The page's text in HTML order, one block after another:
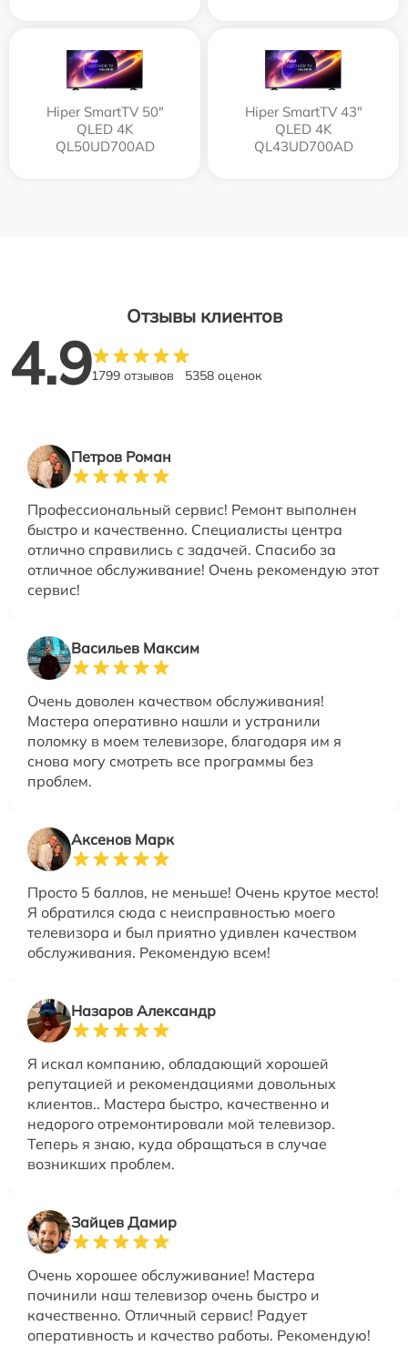
Hiper SmartTV 50"
QLED 4K
QL50UD700AD
Hiper SmartTV 43"
QLED 4K
QL43UD700AD
Отзывы клиентов
4.91799 отзывов 5358 оценок
Петров Роман
Профессиональный сервис! Ремонт выполнен
быстро и качественно. Специалисты центра
отлично справились с задачей. Спасибо за
отличное обслуживание! Очень рекомендую этот
сервис!
Васильев Максим
Очень доволен качеством обслуживания!
Мастера оперативно нашли и устранили
поломку в моем телевизоре, благодаря им я
снова могу смотреть все программы без
проблем.
Аксенов Марк
Просто 5 баллов, не меньше! Очень крутое место!
Я обратился сюда с неисправностью моего
телевизора и был приятно удивлен качеством
обслуживания. Рекомендую всем!
Назаров Александр
Я искал компанию, обладающий хорошей
репутацией и рекомендациями довольных
клиентов.. Мастера быстро, качественно и
недорого отремонтировали мой телевизор.
Теперь я знаю, куда обращаться в случае
возникших проблем.
Зайцев Дамир
Очень хорошее обслуживание! Мастера
починили наш телевизор очень быстро и
качественно. Отличный сервис! Радует
оперативность и качество работы. Рекомендую!